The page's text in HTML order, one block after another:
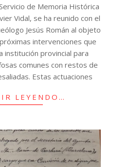
de Memoria Histórica
Vidal, se ha reunido con el
Jesús Román al objeto
intervenciones que
institución provincial para
comunes con restos de
Estas actuaciones
LEYENDO…